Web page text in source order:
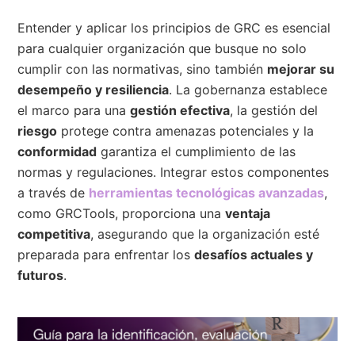
Entender y aplicar los principios de GRC es esencial
para cualquier organización que busque no solo
cumplir con las normativas, sino también mejorar su
desempeño y resiliencia. La gobernanza establece
el marco para unagestión efectiva, la gestión del
riesgo protege contra amenazas potenciales y la
conformidad garantiza el cumplimiento de las
normas y regulaciones. Integrar estos componentes
a través de herramientas tecnológicas avanzadas,
como GRCTools, proporciona unaventaja
competitiva, asegurando que la organización esté
preparada para enfrentar losdesafíos actuales y
futuros.